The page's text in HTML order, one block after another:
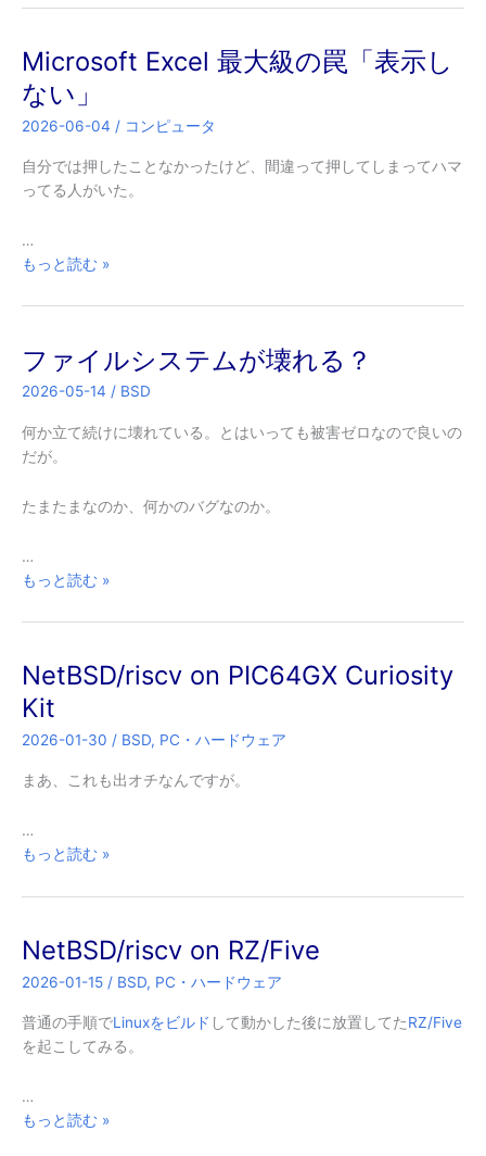
題
罠
作
プ
ロ
グ
ラ
ム
が
も
表
終
わ
Microsoft Excel 最大級の罠「表示し
ない」
2026-06-04 / コンピュータ
自分では押したことなかったけど、間違って押してしまってハマ
ってる人がいた。
…
Microsoft
最
級
の
「表
示
な
もっと読む »
ファイルシステムが壊れる？
2026-05-14 / BSD
何か立て続けに壊れている。とはいっても被害ゼロなので良いの
だが。
たまたまなのか、何かのバグなのか。
…
フ
イ
シ
ス
テ
ム
が
もっと読む »
NetBSD/riscv on PIC64GX Curiosity
Kit
2026-01-30 / BSD, PC・ハードウェア
まあ、これも出オチなんですが。
…
NetBSD/riscv
PIC64GX
Kit
もっと読む »
NetBSD/riscv on RZ/Five
2026-01-15 / BSD, PC・ハードウェア
普通の手順でLinuxをビルド して動かした後に放置してたRZ/Five
を起こしてみる。
…
NetBSD/riscv
もっと読む »